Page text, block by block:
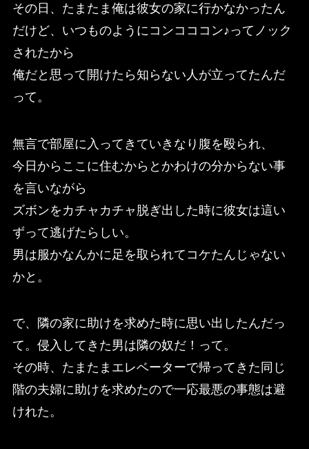
その日、たまたま俺は彼女の家に行かなかったん
だけど、いつものようにコンコココン♪ってノック
されたから
俺だと思って開けたら知らない人が立ってたんだ
って。
無言で部屋に入ってきていきなり腹を殴られ、
今日からここに住むからとかわけの分からない事
を言いながら
ズボンをカチャカチャ脱ぎ出した時に彼女は這い
ずって逃げたらしい。
男は服かなんかに足を取られてコケたんじゃない
かと。
で、隣の家に助けを求めた時に思い出したんだっ
て。侵入してきた男は隣の奴だ！って。
その時、たまたまエレベーターで帰ってきた同じ
階の夫婦に助けを求めたので一応最悪の事態は避
けれた。